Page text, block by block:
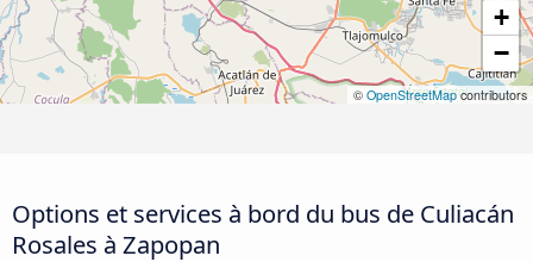
+
−
© OpenStreetMapcontributors
Options et services à bord du bus de Culiacán
Rosales à Zapopan